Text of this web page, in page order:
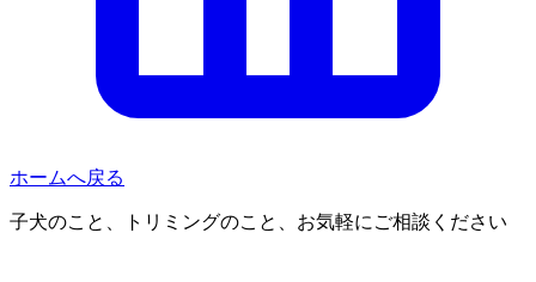
ホームへ戻る
子犬のこと、トリミングのこと、お気軽にご相談ください